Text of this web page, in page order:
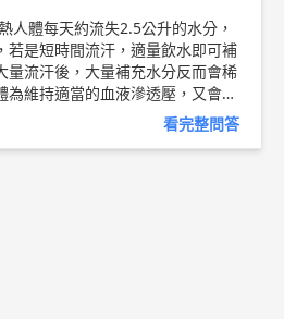
人體每天約流失2.5公升的水分，
若是短時間流汗，適量飲水即可補
量流汗後，大量補充水分反而會稀
維持適當的血液滲透壓，又會將
續流汗，鈉離子不斷流失，喝進來
性循環下，體內電解質失去平衡，
看完整問答